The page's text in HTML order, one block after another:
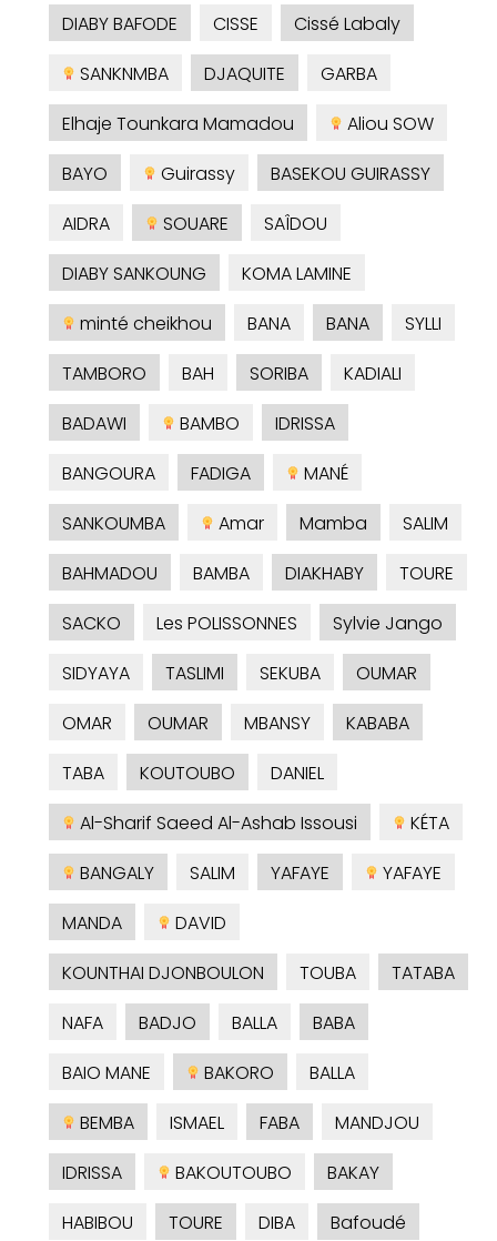
DIABY BAFODE
CISSE
Cissé Labaly
SANKNMBA
DJAQUITE
GARBA
Elhaje Tounkara Mamadou
Aliou SOW
BAYO
Guirassy
BASEKOU GUIRASSY
AIDRA
SOUARE
SAÎDOU
DIABY SANKOUNG
KOMA LAMINE
minté cheikhou
BANA BANA
SYLLI
TAMBORO
BAH SORIBA
KADIALI
BADAWI
BAMBO
IDRISSA
BANGOURA
FADIGA
MANÉ
SANKOUMBA
Amar Mamba
SALIM
BAHMADOU
BAMBA DIAKHABY
TOURE
SACKO
Les POLISSONNES
Sylvie Jango
SIDYAYA
TASLIMI SEKUBA
OUMAR
OMAR
OUMAR MBANSY
KABABA
TABA
KOUTOUBO
DANIEL
Al-Sharif Saeed Al-Ashab Issousi
KÉTA
BANGALY
SALIM YAFAYE
YAFAYE
MANDA
DAVID
KOUNTHAI DJONBOULON
TOUBA
TATABA
NAFA
BADJO BALLA
BABA
BAIO MANE
BAKORO
BALLA
BEMBA
ISMAEL FABA
MANDJOU
IDRISSA
BAKOUTOUBO
BAKAY
HABIBOU
TOURE DIBA
Bafoudé